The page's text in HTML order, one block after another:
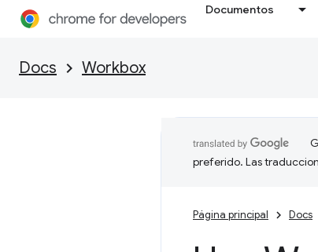
Documentos
Docs Workbox
preferido. Las
Página principal Docs